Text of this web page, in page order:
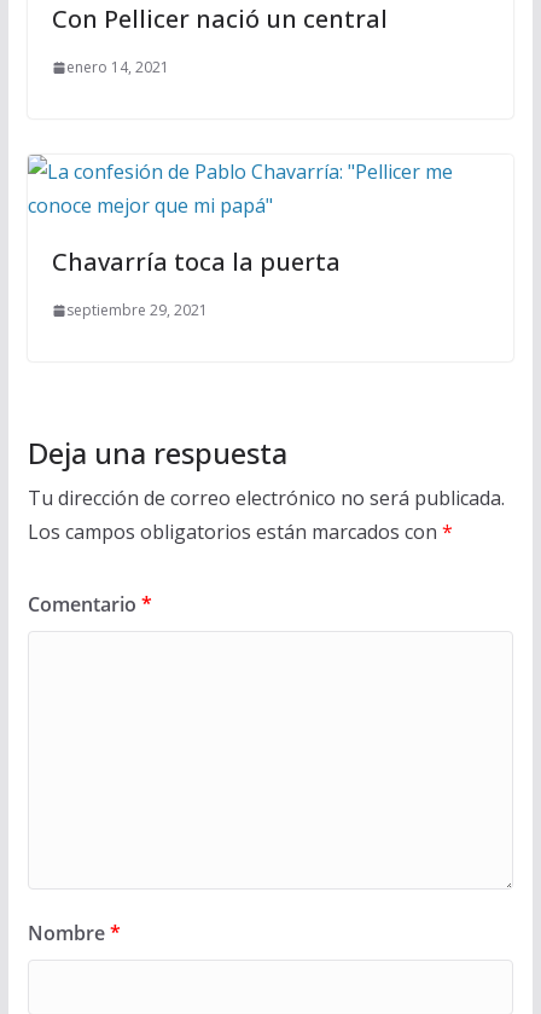
Con Pellicer nació un central
enero 14, 2021
Chavarría toca la puerta
septiembre 29, 2021
Deja una respuesta
Tu dirección de correo electrónico no será publicada.
Los campos obligatorios están marcados con *
Comentario *
Nombre*